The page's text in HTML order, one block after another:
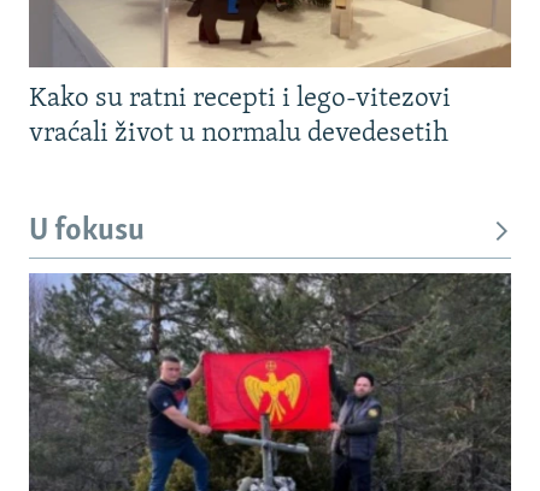
Kako su ratni recepti i lego-vitezovi
vraćali život u normalu devedesetih
U fokusu